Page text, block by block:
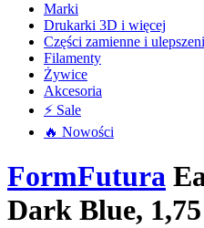
Marki
Drukarki 3D i więcej
Części zamienne i
Filamenty
Żywice
Akcesoria
⚡ Sale
🔥 Nowości
FormFutura
Dark Blue,